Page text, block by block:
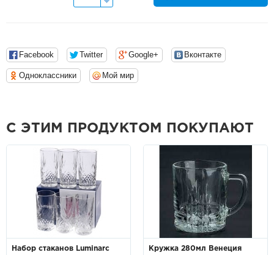
Facebook Twitter Google+ Вконтакте
Одноклассники Мой мир
С ЭТИМ ПРОДУКТОМ ПОКУПАЮТ
Набор стаканов Luminarc
Кружка 280мл Венеция